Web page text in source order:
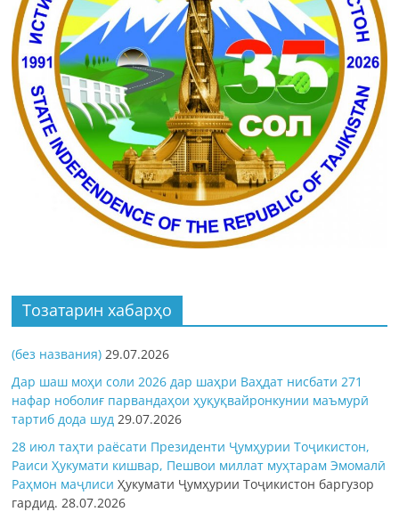
Тозатарин хабарҳо
(без названия) 29.07.2026
Дар шаш моҳи соли 2026 дар шаҳри Ваҳдат нисбати 271
нафар ноболиғ парвандаҳои ҳуқуқвайронкунии маъмурӣ
тартиб дода шуд 29.07.2026
28 июл таҳти раёсати Президенти Ҷумҳурии Тоҷикистон,
Раиси Ҳукумати кишвар, Пешвои миллат муҳтарам Эмомалӣ
Раҳмон маҷлисиҲукумати Ҷумҳурии Тоҷикистон баргузор
гардид. 28.07.2026